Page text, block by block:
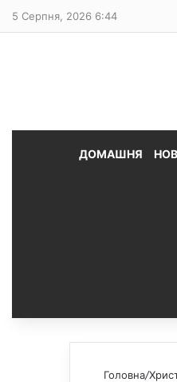
5 Серпня, 2026 6:44
ДОМАШНЯ
Головна/